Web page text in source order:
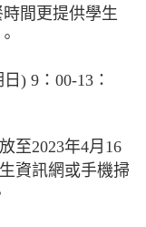
間更提供學生
) 9：00-13：
至2023年4月16
資訊網或手機掃